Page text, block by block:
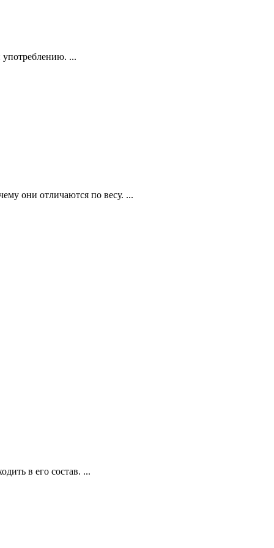
употреблению. ...
они отличаются по весу. ...
в его состав. ...